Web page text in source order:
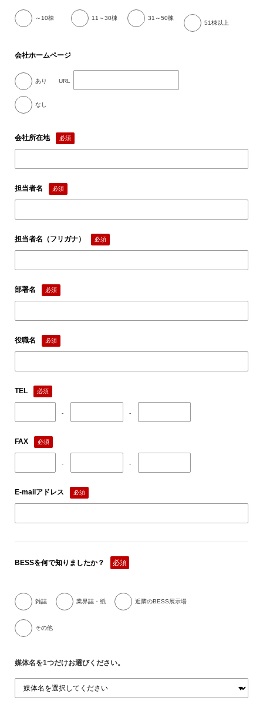
～10棟 11～30棟 31～50棟
51棟以上
会社ホームページ
あり URL
なし
会社所在地 必須
担当者名 必須
担当者名（フリガナ） 必須
部署名 必須
役職名 必須
TEL 必須
‐ ‐
FAX 必須
‐ ‐
E-mailアドレス 必須
BESSを何で知りましたか？ 必須
雑誌 業界誌・紙 近隣のBESS展示場
その他
媒体名を1つだけお選びください。